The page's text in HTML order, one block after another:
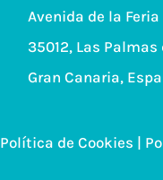
Avenida de la Feria
35012, Las
Gran Canaria,
Política de Cookies |